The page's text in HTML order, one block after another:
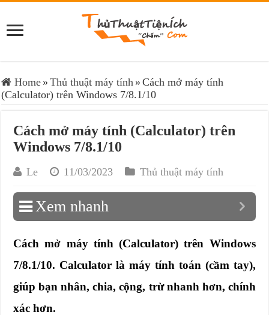
Home » Thủ thuật máy tính » Cách mở máy tính
(Calculator) trên Windows 7/8.1/10
Cách mở máy tính (Calculator) trên
Windows 7/8.1/10
Le 11/03/2023 Thủ thuật máy tính
Xem nhanh
Cách mở máy tính (Calculator) trên Windows
7/8.1/10. Calculator là máy tính toán (cầm tay),
giúp bạn nhân, chia, cộng, trừ nhanh hơn, chính
xác hơn.